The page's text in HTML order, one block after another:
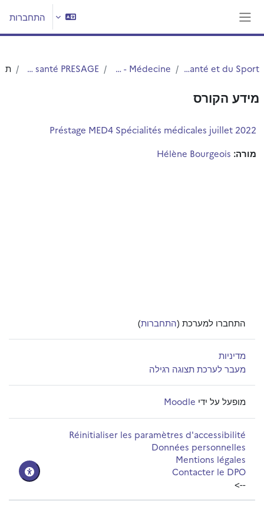
התחברות
UFR3S - Sciences de Santé et du Sport
Département UFR3S - Médecine
Centre de Simulation en santé PRESAGE תקציר
מידע הקורס
Préstage MED4 Spécialités médicales juillet 2022
מורה: Hélène Bourgeois
התחברו למערכת (התחברות)
מדיניות
מעבר לערכת תצוגה רגילה
מופעל על ידי Moodle
Réinitialiser les paramètres d'accessibilité
Données personnelles
Mentions légales
Contacter le DPO
-->